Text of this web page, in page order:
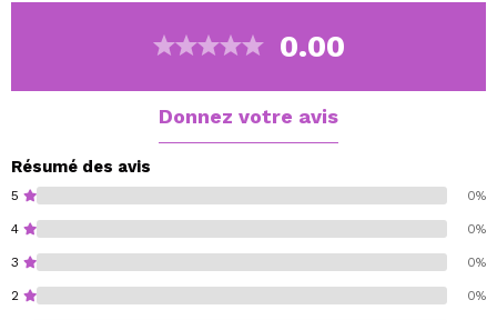
transitions, les bases neutres ou pour illuminer l'arcade
Cruelty free.
Paraben free.
Oil free.
Alcohol free.
Fragrance free.
0.00
Donnez votre avis
Résumé des avis
5 0%
4 0%
3 0%
2 0%